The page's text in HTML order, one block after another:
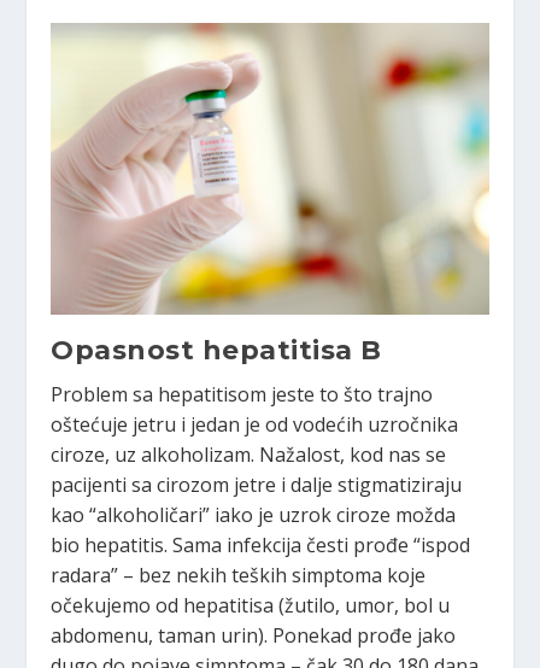
Opasnost hepatitisa B
Problem sa hepatitisom jeste to što trajno
oštećuje jetru i jedan je od vodećih uzročnika
ciroze, uz alkoholizam. Nažalost, kod nas se
pacijenti sa cirozom jetre i dalje stigmatiziraju
kao “alkoholičari” iako je uzrok ciroze možda
bio hepatitis. Sama infekcija česti prođe “ispod
radara” – bez nekih teških simptoma koje
očekujemo od hepatitisa (žutilo, umor, bol u
abdomenu, taman urin). Ponekad prođe jako